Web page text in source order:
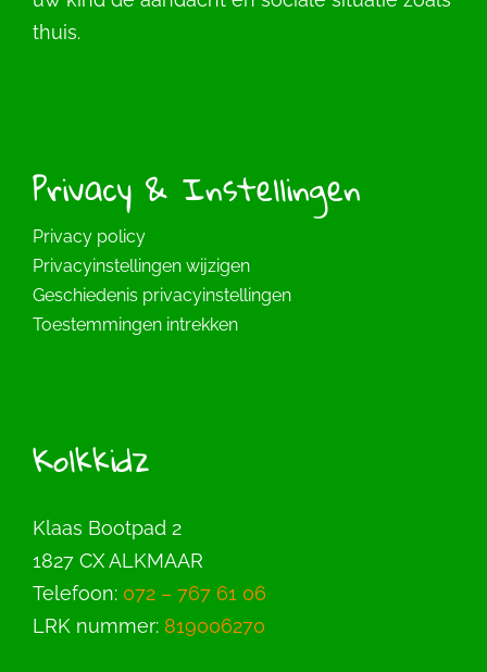
thuis.
Privacy & Instellingen
Privacy policy
Privacyinstellingen wijzigen
Geschiedenis privacyinstellingen
Toestemmingen intrekken
Kolkkidz
Klaas Bootpad 2
1827 CX ALKMAAR
Telefoon: 072 – 767 61 06
LRK nummer: 819006270